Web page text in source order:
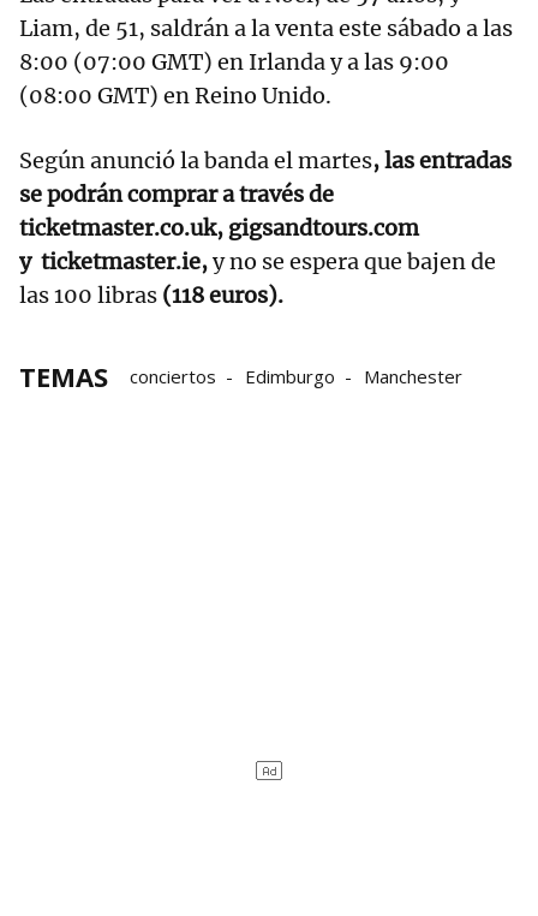
Liam, de 51, saldrán a la venta este sábado a las
8:00 (07:00 GMT) en Irlanda y a las 9:00
(08:00 GMT) en Reino Unido.
Según anunció la banda el martes, las entradas
se podrán comprar a través de
ticketmaster.co.uk, gigsandtours.com
y ticketmaster.ie,y no se espera que bajen de
las 100 libras (118 euros).
TEMAS conciertos Edimburgo Manchester